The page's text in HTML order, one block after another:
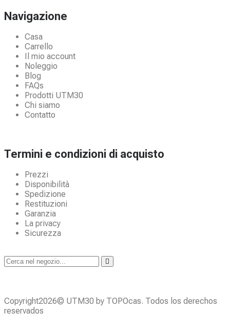
Navigazione
Casa
Carrello
Il mio account
Noleggio
Blog
FAQs
Prodotti UTM30
Chi siamo
Contatto
Termini e condizioni di acquisto
Prezzi
Disponibilità
Spedizione
Restituzioni
Garanzia
La privacy
Sicurezza
Copyright2026© UTM30 by TOPOcas. Todos los derechos
reservados